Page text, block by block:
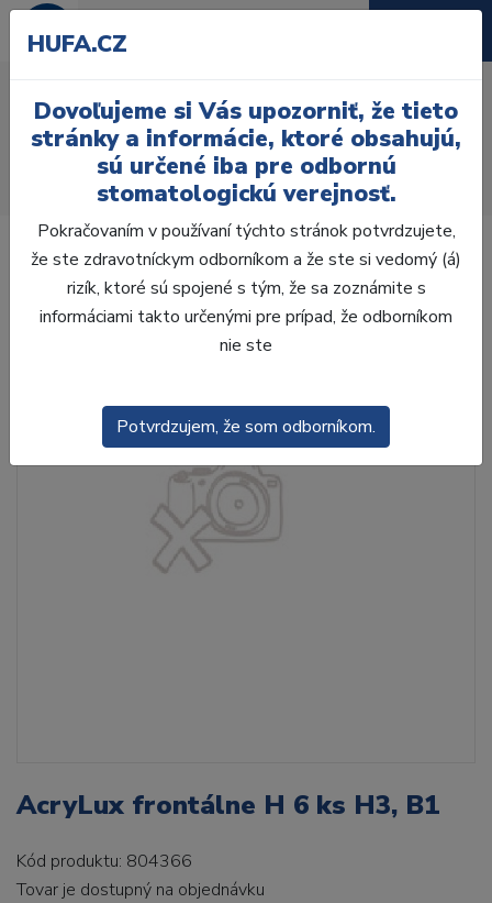
H3, B1
Zuby
AcryRock
AcryLux frontálne H 6 ks H3, B1
AcryLux frontálne H 6 ks H3, B1
Kód produktu: 804366
Tovar je dostupný na objednávku
HUFA.CZ
Dovoľujeme si Vás upozorniť, že tieto
stránky a informácie, ktoré obsahujú,
sú určené iba pre odbornú
stomatologickú verejnosť.
Pokračovaním v používaní týchto stránok potvrdzujete,
že ste zdravotníckym odborníkom a že ste si vedomý (á)
rizík, ktoré sú spojené s tým, že sa zoznámite s
informáciami takto určenými pre prípad, že odborníkom
nie ste
Potvrdzujem, že som odborníkom.